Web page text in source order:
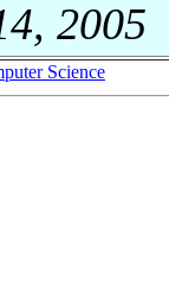
2005
Science